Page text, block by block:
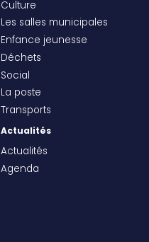
Culture
Les salles municipales
Enfance jeunesse
Déchets
Social
La poste
Transports
Actualités
Actualités
Agenda